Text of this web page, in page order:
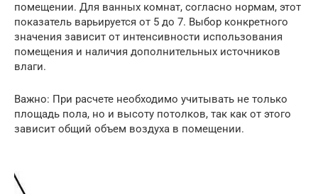
помещении. Для ванных комнат, согласно нормам, этот
показатель варьируется от 5 до 7. Выбор конкретного
значения зависит от интенсивности использования
помещения и наличия дополнительных источников
влаги.
Важно: При расчете необходимо учитывать не только
площадь пола, но и высоту потолков, так как от этого
зависит общий объем воздуха в помещении.